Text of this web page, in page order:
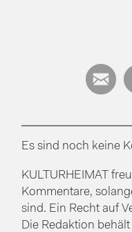

Es sind noch keine
KULTURHEIMAT
Kommentare,
sind. Ein Recht auf
Die Redaktion